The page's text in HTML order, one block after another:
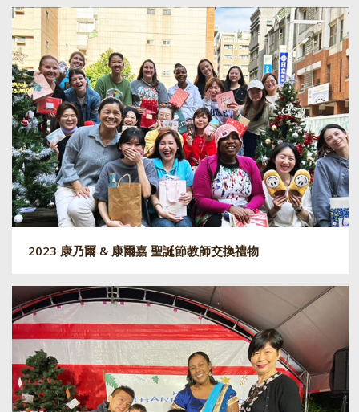
2023 康乃爾 & 康爾嘉 聖誕節教師交換禮物